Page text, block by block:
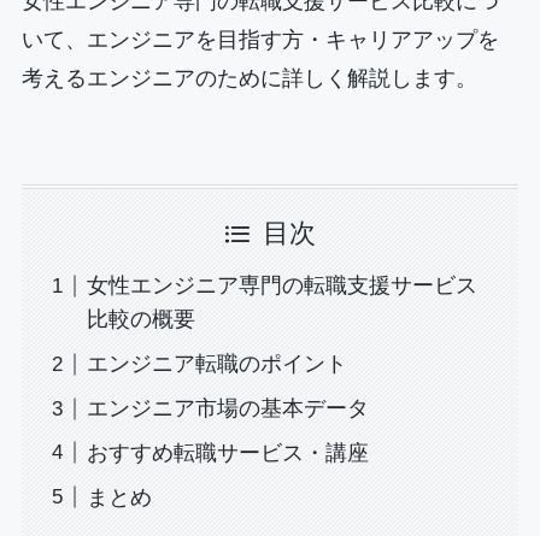
いて、エンジニアを目指す方・キャリアアップを
考えるエンジニアのために詳しく解説します。
目次
女性エンジニア専門の転職支援サービス
比較の概要
エンジニア転職のポイント
エンジニア市場の基本データ
おすすめ転職サービス・講座
まとめ